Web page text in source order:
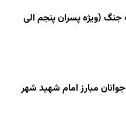
(ویژه پسران پنجم الی
مبارز امام شهید شهر